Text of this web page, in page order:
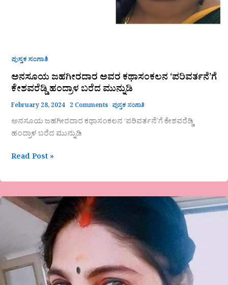
ಪುಸ್ತಕ ಸಂಗಾತಿ
ಅನಸೂಯ ಜಹಗೀರದಾರ ಅವರ ಕಥಾಸಂಕಲನ ‘ಪರಿವರ್ತನೆ’ಗೆ
ಕೇಶವರೆಡ್ಡಿ ಹಂದ್ರಾಳ ಬರೆದ ಮುನ್ನುಡಿ
February 28, 2024 2 Comments ಪುಸ್ತಕ ಸಂಗಾತಿ
ಅನಸೂಯ ಜಹಗೀರದಾರ ಕಥಾಸಂಕಲನ ‘ಪರಿವರ್ತನೆ’ಗೆ ಕೇಶವರೆಡ್ಡಿ
ಹಂದ್ರಾಳ ಬರೆದ ಮುನ್ನುಡಿ
Read Post »
ಶೃತಿ
ಮಧುಸೂದನ್
ಅವನೆಂದರೆ
ಒಲವು